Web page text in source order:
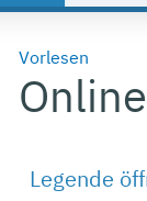
Vorlesen
Legende